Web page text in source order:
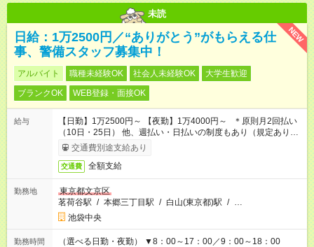
未読
NEW
日給：1万2500円／“ありがとう”がもらえる仕
事、警備スタッフ募集中！
アルバイト 職種未経験OK 社会人未経験OK
大学生歓迎
ブランクOK
WEB登録・面接OK
給与
【日勤】1万2500円～ 【夜勤】1万4000円～ ＊原則月2回払い
（10日・25日） 他、週払い・日払いの制度もあり（規定あり）
＃日収1万円以上
交通費別途支給あり
交通費 全額支給
勤務地
東京都文京区
茗荷谷駅 / 本郷三丁目駅 / 白山(東京都)駅 / …
池袋中央
勤務時間
（選べる日勤・夜勤） ▼8：00～17：00／9：00～18：00